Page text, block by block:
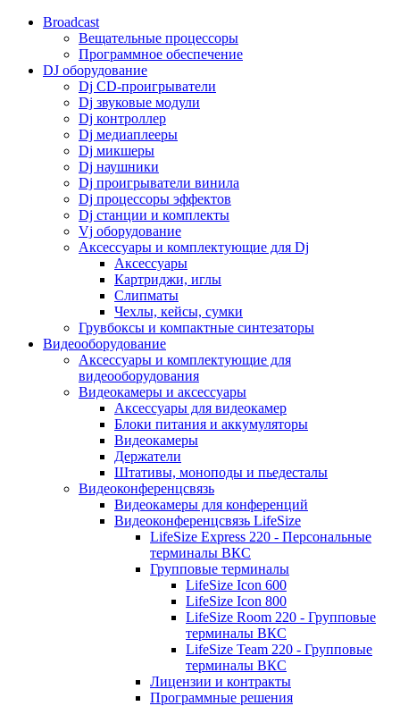
Broadcast
Вещательные процессоры
Программное обеспечение
DJ оборудование
Dj CD-проигрыватели
Dj звуковые модули
Dj контроллер
Dj медиаплееры
Dj микшеры
Dj наушники
Dj проигрыватели винила
Dj процессоры эффектов
Dj станции и комплекты
Vj оборудование
Аксессуары и комплектующие для Dj
Аксессуары
Картриджи, иглы
Слипматы
Чехлы, кейсы, сумки
Грувбоксы и компактные синтезаторы
Видеооборудование
Аксессуары и комплектующие для
видеооборудования
Видеокамеры и аксессуары
Аксессуары для видеокамер
Блоки питания и аккумуляторы
Видеокамеры
Держатели
Штативы, моноподы и пьедесталы
Видеоконференцсвязь
Видеокамеры для конференций
Видеоконференцсвязь LifeSize
LifeSize Express 220 - Персональные
терминалы ВКС
Групповые терминалы
LifeSize Icon 600
LifeSize Icon 800
LifeSize Room 220 - Групповые
терминалы ВКС
LifeSize Team 220 - Групповые
терминалы ВКС
Лицензии и контракты
Программные решения